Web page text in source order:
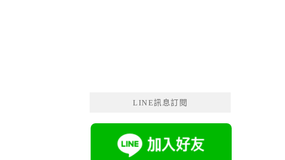
LINE訊息訂閱